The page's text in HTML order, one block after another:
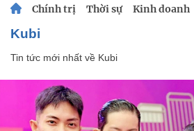
Chính trị Thời sự Kinh doanh
Kubi
Tin tức mới nhất về Kubi